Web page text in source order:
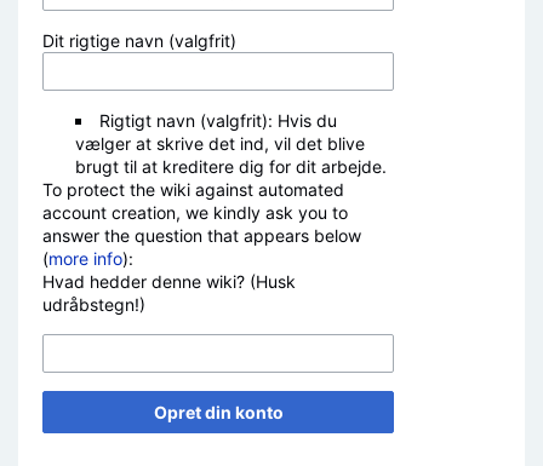
Dit rigtige navn (valgfrit)
Rigtigt navn (valgfrit): Hvis du
vælger at skrive det ind, vil det blive
brugt til at kreditere dig for dit arbejde.
To protect the wiki against automated
account creation, we kindly ask you to
answer the question that appears below
(more info):
Hvad hedder denne wiki? (Husk
udråbstegn!)
Opret din konto